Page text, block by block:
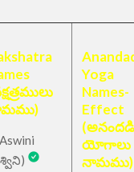
Yoga
Names-
Effect
(అనందడి
యోగాలు
నామము)